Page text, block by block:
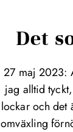
Det
27 maj 2023:
jag alltid
lockar och det
omväxling